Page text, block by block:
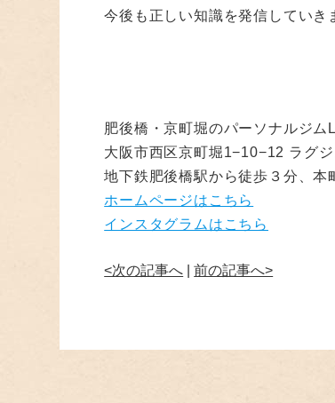
今後も正しい知識を発信していき
肥後橋・京町堀のパーソナルジム
大阪市西区京町堀1−10−12 ラグ
地下鉄肥後橋駅から徒歩３分、本
ホームページはこちら
インスタグラムはこちら
<次の記事へ |前の記事へ>